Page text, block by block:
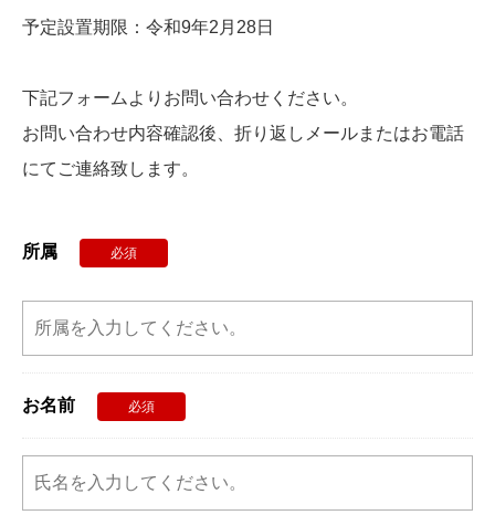
予定設置期限：令和9年2月28日
下記フォームよりお問い合わせください。
お問い合わせ内容確認後、折り返しメールまたはお電話
にてご連絡致します。
所属 必須
お名前 必須